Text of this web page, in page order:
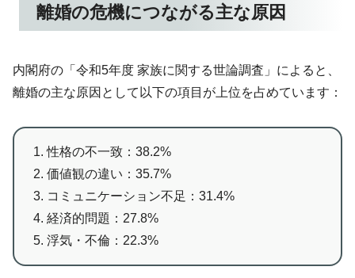
離婚の危機につながる主な原因
内閣府の「令和5年度 家族に関する世論調査」によると、
離婚の主な原因として以下の項目が上位を占めています：
1. 性格の不一致：38.2%
2. 価値観の違い：35.7%
3. コミュニケーション不足：31.4%
4. 経済的問題：27.8%
5. 浮気・不倫：22.3%